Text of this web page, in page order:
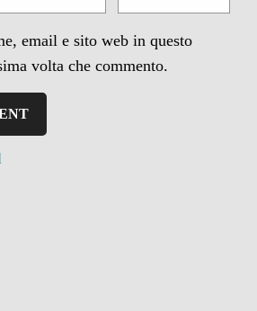
email e sito web in questo
volta che commento.